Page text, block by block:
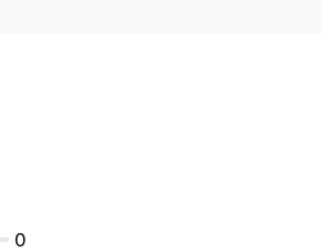
0